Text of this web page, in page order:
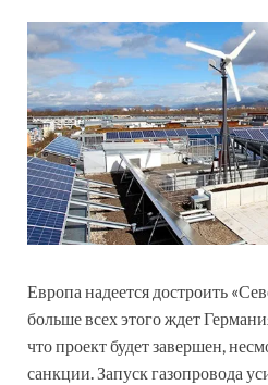
Европа надеется достроить
больше всех этого ждет
что проект будет завершен,
санкции. Запуск газопровода